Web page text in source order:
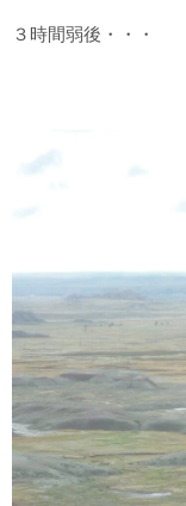
３時間弱後・・・